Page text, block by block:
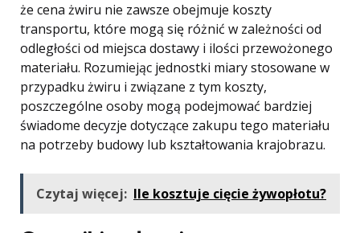
że cena żwiru nie zawsze obejmuje koszty
transportu, które mogą się różnić w zależności od
odległości od miejsca dostawy i ilości przewożonego
materiału. Rozumiejąc jednostki miary stosowane w
przypadku żwiru i związane z tym koszty,
poszczególne osoby mogą podejmować bardziej
świadome decyzje dotyczące zakupu tego materiału
na potrzeby budowy lub kształtowania krajobrazu.
Czytaj więcej: Ile kosztuje cięcie żywopłotu?